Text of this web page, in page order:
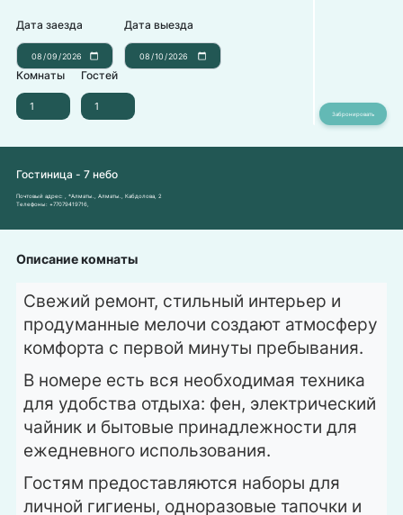
Дата заезда Дата выезда
Комнаты Гостей
Гостиница - 7 небо
Почтовый адрес:
, *Алматы., Алматы., Кабдолова, 2
Телефоны: +77079419716
Описание комнаты